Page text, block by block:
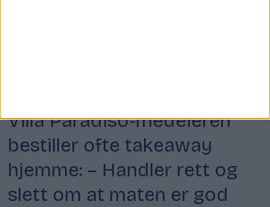
Villa Paradiso-medeieren
bestiller ofte takeaway
hjemme: – Handler rett og
slett om at maten er god